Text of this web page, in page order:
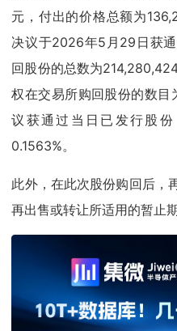
元，付出的价格总额为
决议于2026年5月29日获
回股份的总数为
权在交易所购回股份的数
议获通过当日已发行股
0.1563%。
此外，在此次股份购回后，
再出售或转让所适用的暂止